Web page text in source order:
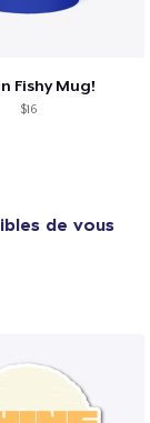
Fishy Mug!
$16
de vous